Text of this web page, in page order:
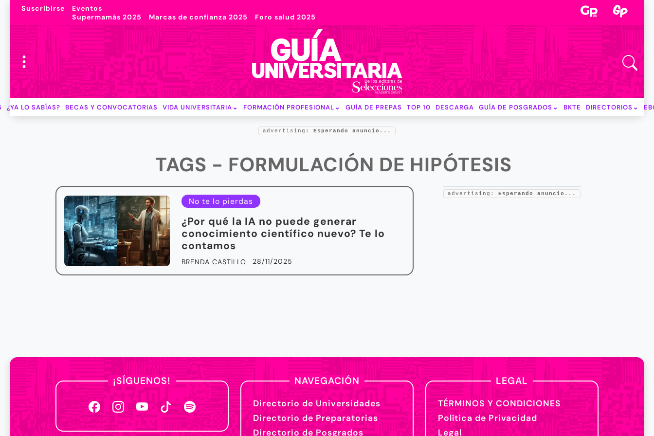
Suscribirse
Eventos
Supermamás 2025
Marcas de confianza 2025 Foro salud 2025
¿YA LO SABÍAS? BECAS Y CONVOCATORIAS VIDA UNIVERSITARIA FORMACIÓN PROFESIONAL GUÍA DE PREPAS TOP 10 DESCARGA GUÍA DE POSGRADOS BKTE DIRECTORIOS
advertising: Esperando anuncio...
TAGS - FORMULACIÓN DE HIPÓTESIS
No te lo pierdas
¿Por qué la IA no puede generar
conocimiento científico nuevo? Te lo
contamos
BRENDA CASTILLO 28/11/2025
advertising: Esperando anuncio...
¡SÍGUENOS! NAVEGACIÓN
Directorio de Universidades
Directorio de Preparatorias
Directorio de Posgrados
LEGAL
TÉRMINOS Y CONDICIONES
Política de Privacidad
Legal